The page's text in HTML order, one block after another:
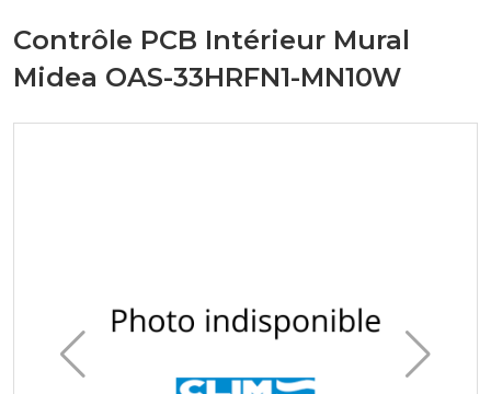
Contrôle PCB Intérieur Mural
Midea OAS-33HRFN1-MN10W